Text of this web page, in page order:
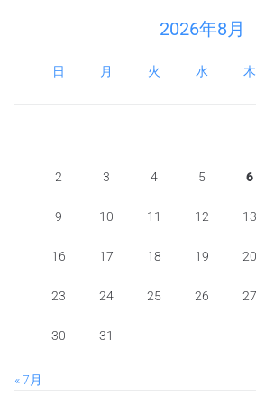
2026年8月
日 月 火 水 木
2 3 4 5 6
9 10 11 12 13
16 17 18 19 20
23 24 25 26 27
30 31
« 7月